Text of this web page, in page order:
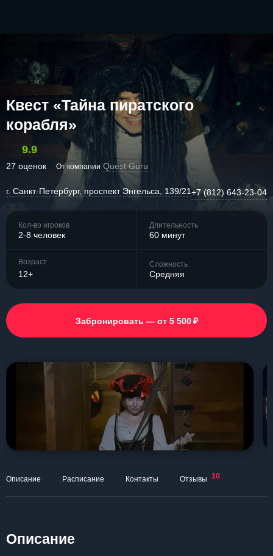
Квест «Тайна пиратского
корабля»
9.9
27 оценок От компании Quest Guru
г. Санкт-Петербург, проспект Энгельса, 139/21+7 (812) 643-23-04
Кол-во игроков
2-8 человек
Длительность
60 минут
Возраст
12+
Сложность
Средняя
Забронировать — от 5 500 ₽
Описание Расписание Контакты Отзывы 10
Описание